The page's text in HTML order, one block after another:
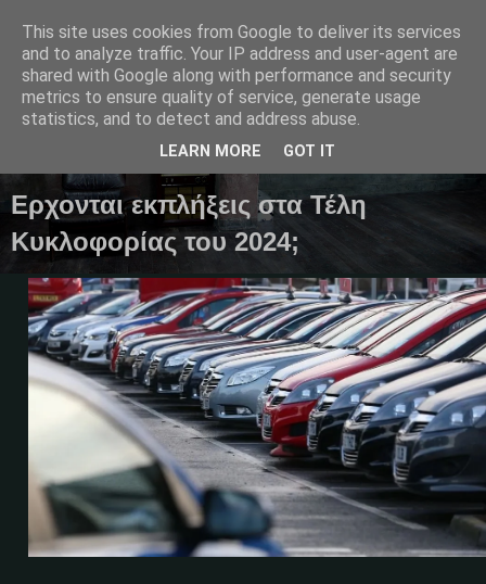
Μαγκαζίνο,ειδήσεις,απόψεις...
Ερχονται εκπλήξεις στα Τέλη
Κυκλοφορίας του 2024;
This site uses cookies from Google to deliver its services
and to analyze traffic. Your IP address and user-agent are
shared with Google along with performance and security
metrics to ensure quality of service, generate usage
statistics, and to detect and address abuse.
LEARN MORE GOT IT